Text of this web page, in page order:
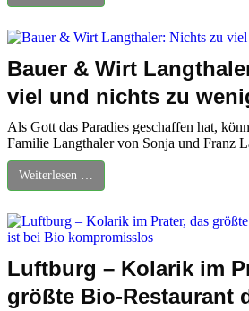
Bauer & Wirt
viel und nichts zu
Als Gott das Paradies geschaffen hat,
Familie Langthaler von Sonja und Franz
Weiterlesen …
Luftburg – Kolarik im
größte Bio-Restaurant